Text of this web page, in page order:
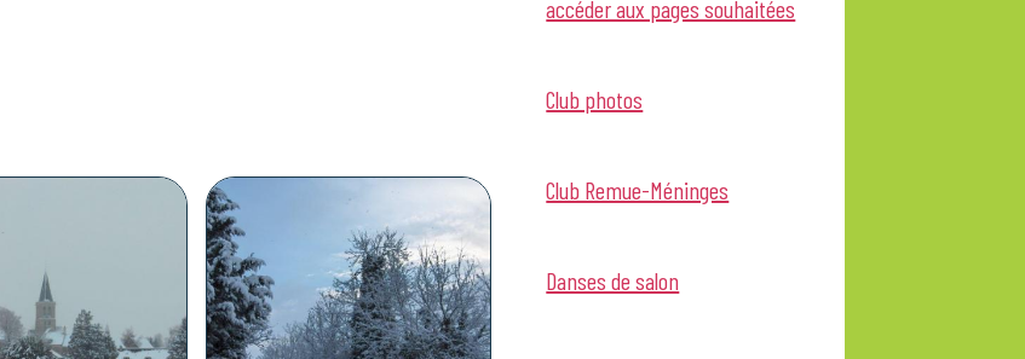
accéder aux pages souhaitées
Club photos
Club Remue-Méninges
Danses de salon